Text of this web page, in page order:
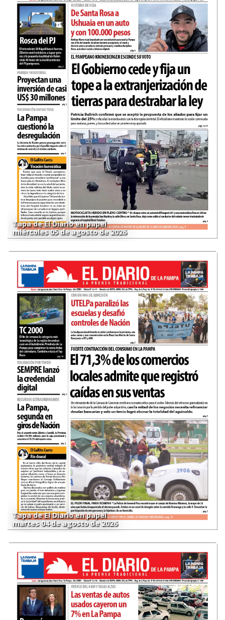
Tapa de El Diario en papel
miércoles 05 de agosto de 2026
Tapa de El Diario en papel
martes 04 de agosto de 2026